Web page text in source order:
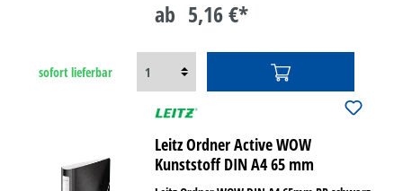
ab 5,16 €*
sofort lieferbar
Leitz Ordner Active WOW
Kunststoff DIN A4 65 mm